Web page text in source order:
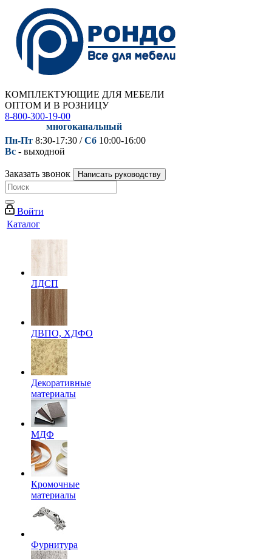
КОМПЛЕКТУЮЩИЕ ДЛЯ МЕБЕЛИ
ОПТОМ И В РОЗНИЦУ
8-800-300-19-00
многоканальный
Пн-Пт 8:30-17:30 /Сб 10:00-16:00
Вс - выходной
Заказать звонок Написать руководству
Войти
Каталог
ЛДСП
ДВПО, ХДФО
Декоративные
материалы
МДФ
Кромочные
материалы
Фурнитура